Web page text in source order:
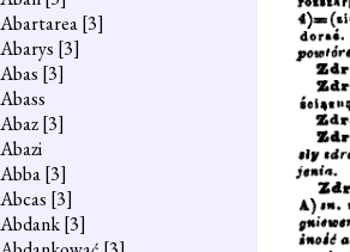
Abartarea[3]
Abarys [3]
Abas [3]
Abass
Abaz[3]
Abazi
Abba[3]
Abcas [3]
Abdank[3]